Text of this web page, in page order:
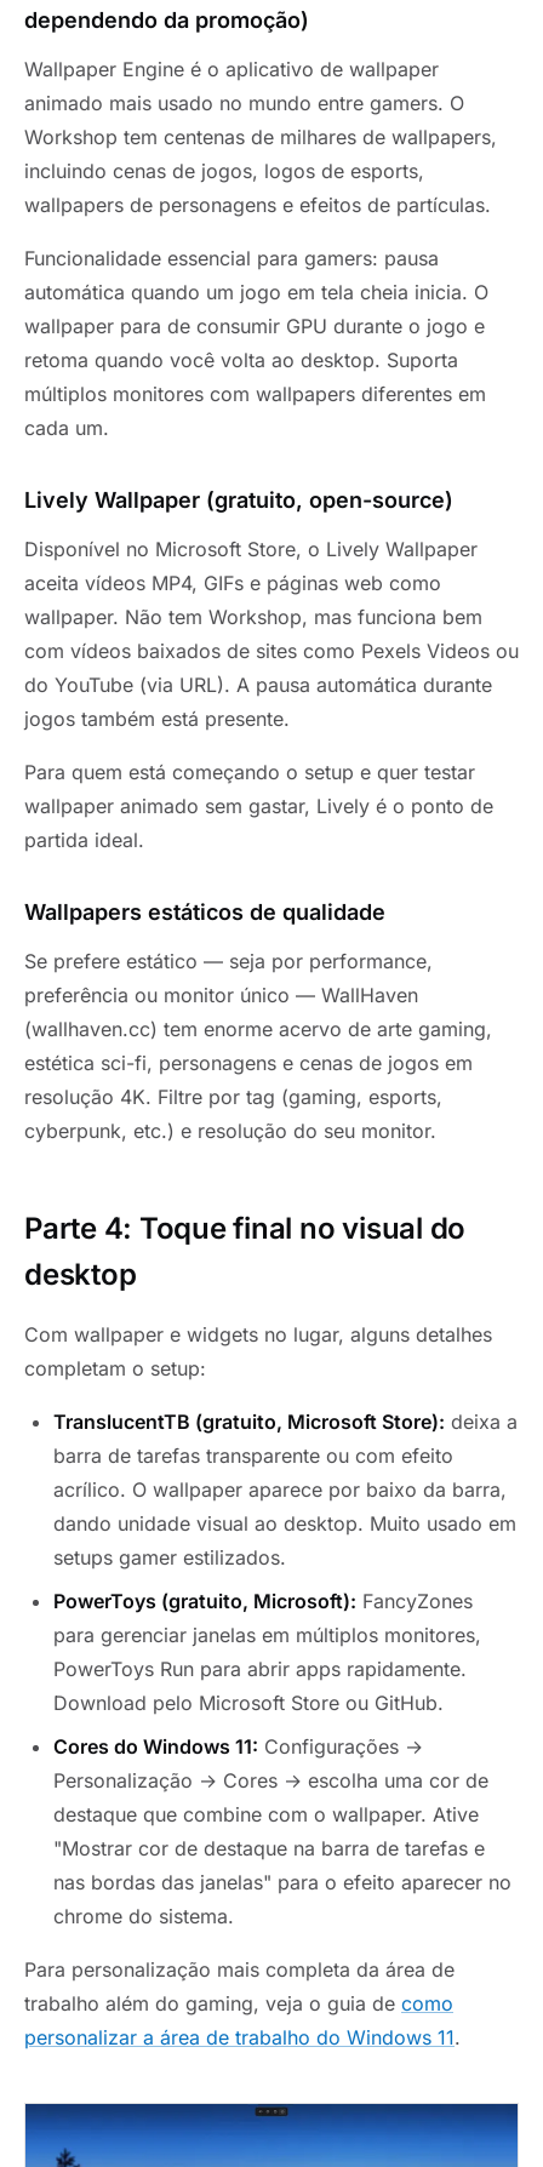
dependendo da promoção)
Wallpaper Engine é o aplicativo de wallpaper
animado mais usado no mundo entre gamers. O
Workshop tem centenas de milhares de wallpapers,
incluindo cenas de jogos, logos de esports,
wallpapers de personagens e efeitos de partículas.
Funcionalidade essencial para gamers: pausa
automática quando um jogo em tela cheia inicia. O
wallpaper para de consumir GPU durante o jogo e
retoma quando você volta ao desktop. Suporta
múltiplos monitores com wallpapers diferentes em
cada um.
Lively Wallpaper (gratuito, open-source)
Disponível no Microsoft Store, o Lively Wallpaper
aceita vídeos MP4, GIFs e páginas web como
wallpaper. Não tem Workshop, mas funciona bem
com vídeos baixados de sites como Pexels Videos ou
do YouTube (via URL). A pausa automática durante
jogos também está presente.
Para quem está começando o setup e quer testar
wallpaper animado sem gastar, Lively é o ponto de
partida ideal.
Wallpapers estáticos de qualidade
Se prefere estático — seja por performance,
preferência ou monitor único — WallHaven
(wallhaven.cc) tem enorme acervo de arte gaming,
estética sci-fi, personagens e cenas de jogos em
resolução 4K. Filtre por tag (gaming, esports,
cyberpunk, etc.) e resolução do seu monitor.
Parte 4: Toque final no visual do
desktop
Com wallpaper e widgets no lugar, alguns detalhes
completam o setup:
TranslucentTB (gratuito, Microsoft Store): deixa a
barra de tarefas transparente ou com efeito
acrílico. O wallpaper aparece por baixo da barra,
dando unidade visual ao desktop. Muito usado em
setups gamer estilizados.
PowerToys (gratuito, Microsoft): FancyZones
para gerenciar janelas em múltiplos monitores,
PowerToys Run para abrir apps rapidamente.
Download pelo Microsoft Store ou GitHub.
Cores do Windows 11: Configurações →
Personalização → Cores → escolha uma cor de
destaque que combine com o wallpaper. Ative
"Mostrar cor de destaque na barra de tarefas e
nas bordas das janelas" para o efeito aparecer no
chrome do sistema.
Para personalização mais completa da área de
trabalho além do gaming, veja o guia de como
personalizar a área de trabalho do Windows 11.